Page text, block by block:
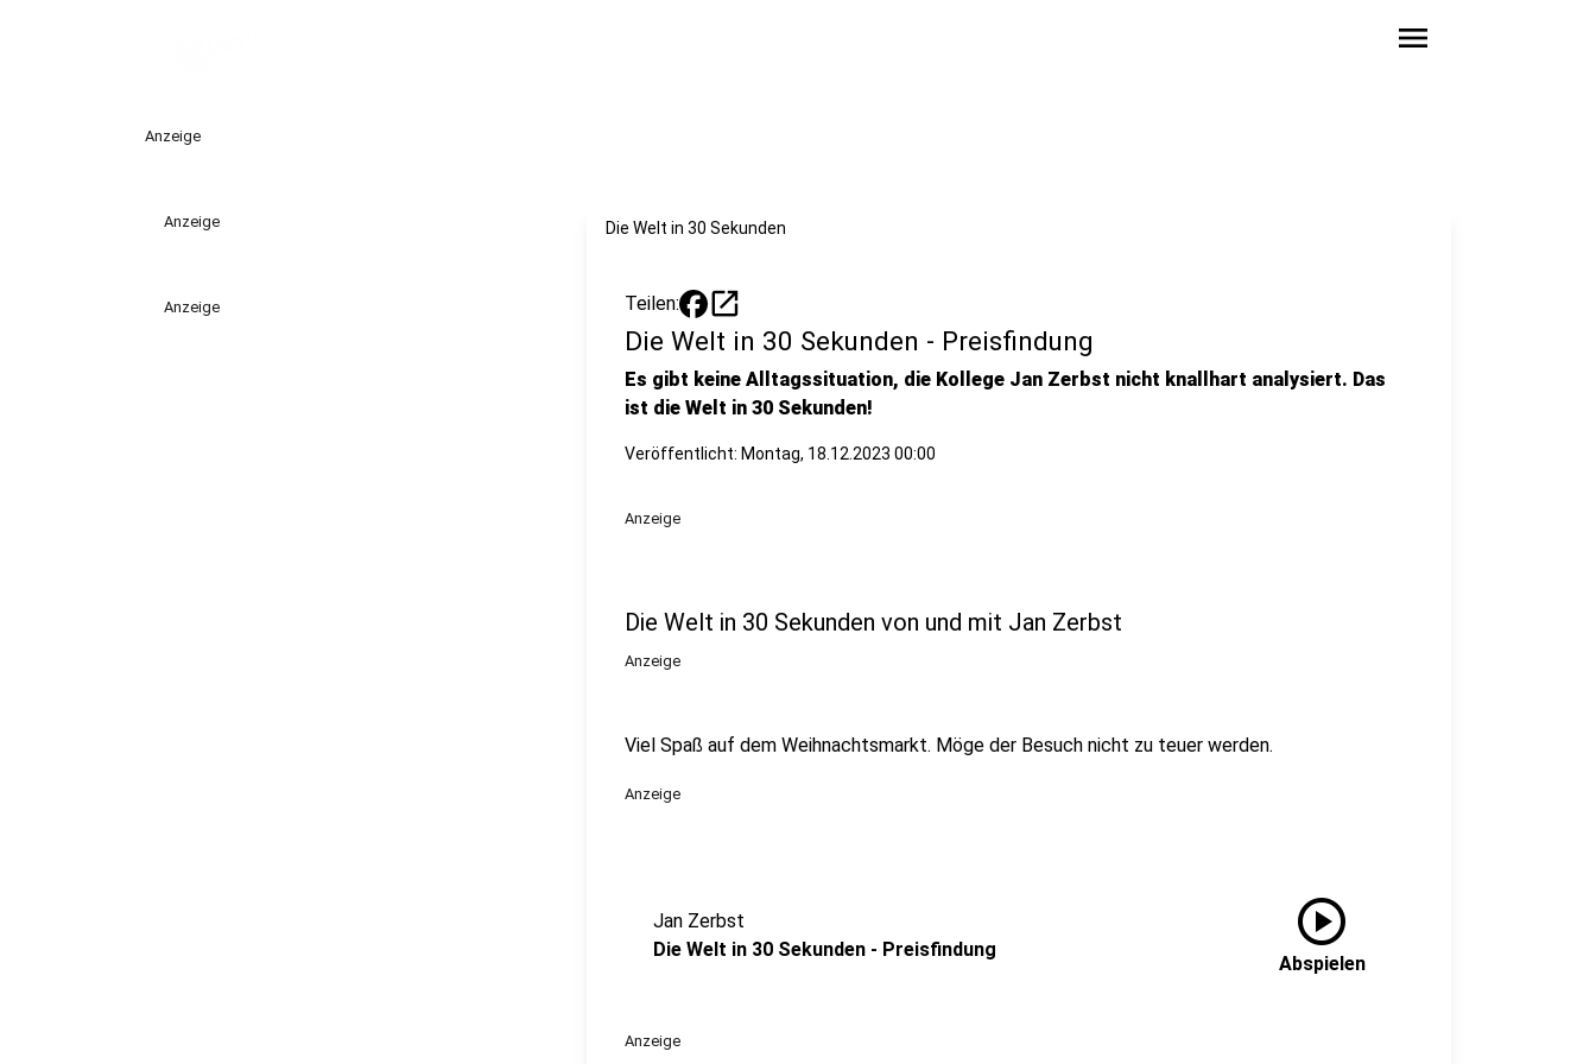
menu
Anzeige
Anzeige
Anzeige
Die Welt in 30 Sekunden
Teilen: open_in_new
Die Welt in 30 Sekunden - Preisfindung
Es gibt keine Alltagssituation, die Kollege Jan Zerbst nicht knallhart analysiert. Das
ist die Welt in 30 Sekunden!
Veröffentlicht: Montag, 18.12.2023 00:00
Anzeige
Die Welt in 30 Sekunden von und mit Jan Zerbst
Anzeige
Viel Spaß auf dem Weihnachtsmarkt. Möge der Besuch nicht zu teuer werden.
Anzeige
Jan Zerbst
Die Welt in 30 Sekunden - Preisfindung
play_circle
Abspielen
Anzeige